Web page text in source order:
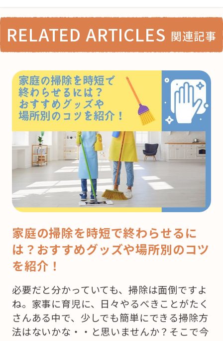
RELATED ARTICLES 関連記事
家庭の掃除を時短で終わらせるに
は？おすすめグッズや場所別のコツ
を紹介！
必要だと分かっていても、掃除は面倒ですよ
ね。家事に育児に、日々やるべきことがたく
さんある中で、少しでも簡単にできる掃除方
法はないかな・・と思いませんか？そこで今